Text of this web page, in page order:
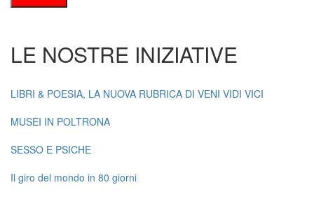
LE NOSTRE INIZIATIVE
LIBRI & POESIA, LA NUOVA RUBRICA DI VENI VIDI VICI
MUSEI IN POLTRONA
SESSO E PSICHE
Il giro del mondo in 80 giorni